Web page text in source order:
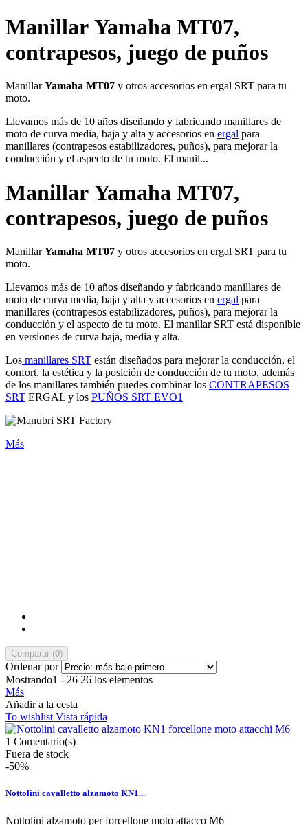
Manillar Yamaha MT07,
contrapesos, juego de puños
ManillarYamaha MT07 y otros accesorios en ergal SRT para tu
moto.
Llevamos más de 10 años diseñando y fabricando manillares de
moto de curva media, baja y alta y accesorios en ergal para
manillares (contrapesos estabilizadores, puños), para mejorar la
conducción y el aspecto de tu moto. El manil...
Manillar Yamaha MT07,
contrapesos, juego de puños
ManillarYamaha MT07 y otros accesorios en ergal SRT para tu
moto.
Llevamos más de 10 años diseñando y fabricando manillares de
moto de curva media, baja y alta y accesorios en ergal para
manillares (contrapesos estabilizadores, puños), para mejorar la
conducción y el aspecto de tu moto. El manillar SRT está disponible
en versiones de curva baja, media y alta.
Los manillares SRT están diseñados para mejorar la conducción, el
confort, la estética y la posición de conducción de tu moto, además
de los manillares también puedes combinar los CONTRAPESOS
SRT ERGAL y los PUÑOS SRT EVO1
Más
Comparar (0)
Ordenar por
Mostrando1 - 26 26 los elementos
Más
Añadir a la cesta
To wishlist Vista rápida
1 Comentario(s)
Fuera de stock
-50%
Nottolini cavalletto alzamoto KN1...
Nottolini alzamoto per forcellone moto attacco M6